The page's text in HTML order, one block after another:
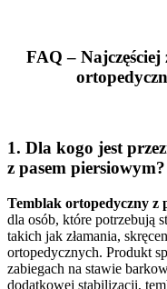
FAQ –
1. Dla kogo jest
z pasem piersiowym?
Temblak ortopedyczny z
dla osób, które potrzebują
takich jak złamania,
ortopedycznych. Produkt
zabiegach na stawie
dodatkowej stabilizacji,